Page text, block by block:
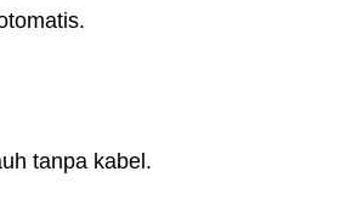
tanpa kabel.